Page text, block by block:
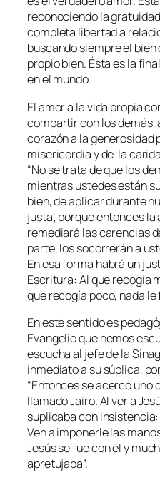
reconociendo la
completa libertad a
buscando siempre el
propio bien. Ésta es la
en el mundo.
El amor a la vida propia
compartir con los demás,
corazón a la generosidad
misericordia y de la
“No se trata de que los
mientras ustedes están
bien, de aplicar durante
justa; porque entonces
remediará las carencias
parte, los socorrerán a
En esa forma habrá un
Escritura: Al que recogía
que recogía poco, nada
En este sentido es
Evangelio que hemos
escucha al jefe de la
inmediato a su súplica,
“Entonces se acercó uno
llamado Jairo. Al ver a
suplicaba con
Ven a imponerle las
Jesús se fue con él y
apretujaba”.